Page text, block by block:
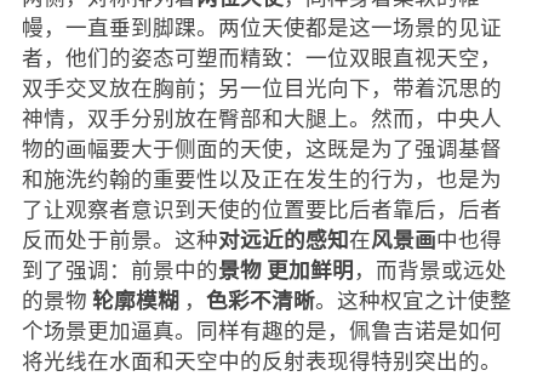
幔，一直垂到脚踝。两位天使都是这一场景的见证
者，他们的姿态可塑而精致：一位双眼直视天空，
双手交叉放在胸前；另一位目光向下，带着沉思的
神情，双手分别放在臀部和大腿上。然而，中央人
物的画幅要大于侧面的天使，这既是为了强调基督
和施洗约翰的重要性以及正在发生的行为，也是为
了让观察者意识到天使的位置要比后者靠后，后者
反而处于前景。这种对远近的感知在风景画中也得
到了强调：前景中的景物更加鲜明，而背景或远处
的景物 轮廓模糊 ， 色彩不清晰。这种权宜之计使整
个场景更加逼真。同样有趣的是，佩鲁吉诺是如何
将光线在水面和天空中的反射表现得特别突出的。